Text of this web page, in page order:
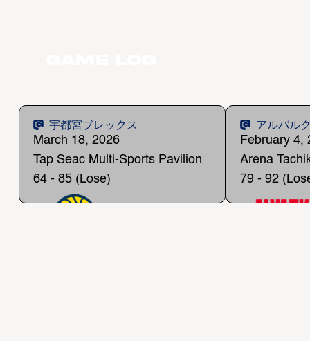
@ 宇都宮ブレックス
March 18, 2026
Tap Seac Multi-Sports Pavilion
64 - 85 (Lose)
@ アルバル
February 4,
Arena
79 - 92